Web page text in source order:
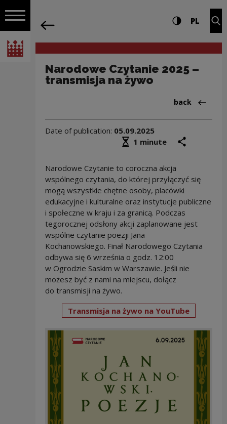
Open navigation
National Centre for Culture Poland
Navigation Settings and search
High contrast
PL
Narodowe Czytanie 2025 –
transmisja na żywo
Back to:News
back
Date of publication: 05.09.2025
Średni czas czytania
1 minute
Narodowe Czytanie to coroczna akcja
wspólnego czytania, do której przyłączyć się
mogą wszystkie chętne osoby, placówki
edukacyjne i kulturalne oraz instytucje publiczne
i społeczne w kraju i za granicą. Podczas
tegorocznej odsłony akcji zaplanowane jest
wspólne czytanie poezji Jana
Kochanowskiego. Finał Narodowego Czytania
odbywa się 6 września o godz. 12:00
w Ogrodzie Saskim w Warszawie. Jeśli nie
możesz być z nami na miejscu, dołącz
do transmisji na żywo.
Transmisja na żywo na YouTube